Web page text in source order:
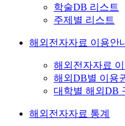
학술DB 리스트
주제별 리스트
해외전자자료 이용안
해외전자자료
해외DB별 이용
대학별 해외DB
해외전자자료 통계